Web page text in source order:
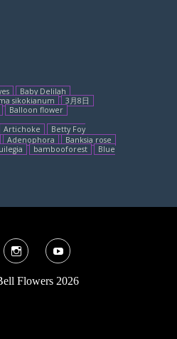
Baby Delilah
sikokianum
3月8日
Balloon flower
Artichoke
Betty Foy
Adenophora
Banksia rose
bambooforest
Blue
Flowers 2026